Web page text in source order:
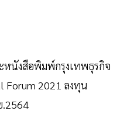
นังสือพิมพ์กรุงเทพธุรกิจ
Forum 2021 ลงทุน
.2564